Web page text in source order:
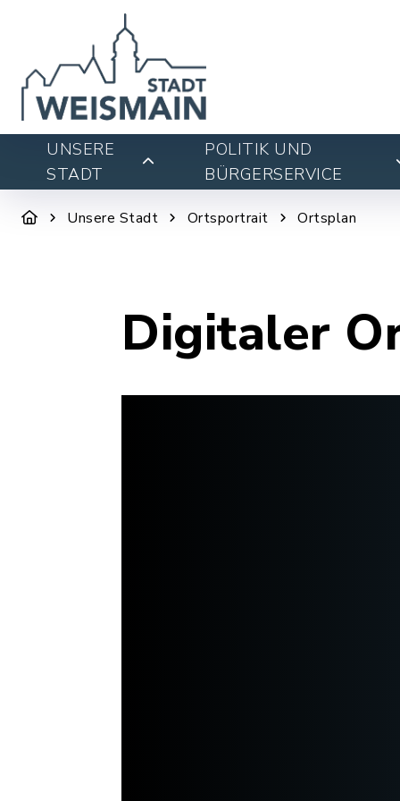
UNSERE
STADT
POLITIK UND
BÜRGERSERVICE
Unsere Stadt Ortsportrait Ortsplan
Digitaler